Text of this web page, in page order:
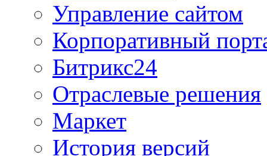
Управление сайтом
Корпоративный
Битрикс24
Отраслевые решения
Маркет
История версий